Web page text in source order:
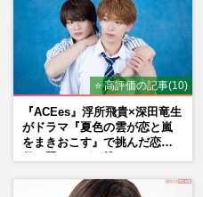
⭐ 高評価の記事(10)
『ACEes』浮所飛貴×深田竜生
がドラマ『夏色の雲が恋と嵐
をまきおこす』で挑んだ恋人